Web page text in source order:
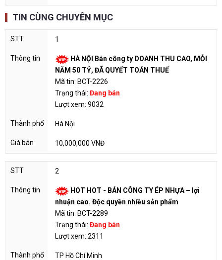
TIN CÙNG CHUYÊN MỤC
1
HÀ NỘI Bán công ty DOANH THU CAO, MỖI
NĂM 50 TỶ, ĐÃ QUYẾT TOÁN THUẾ
Mã tin: BCT-2226
Trạng thái: Đang bán
Lượt xem: 9032
Hà Nội
10,000,000 VNĐ
2
HOT HOT - BÁN CÔNG TY ÉP NHỰA – lợi
nhuận cao. Độc quyền nhiều sản phẩm
Mã tin: BCT-2289
Trạng thái: Đang bán
Lượt xem: 2311
TP Hồ Chí Minh